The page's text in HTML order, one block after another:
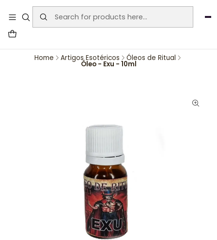
User-agent: * Allow: / Sitemap:
https://www.auraemporium.pt/sitemap.xml
Home Artigos Esotéricos Óleos de Ritual
Óleo - Exu - 10ml